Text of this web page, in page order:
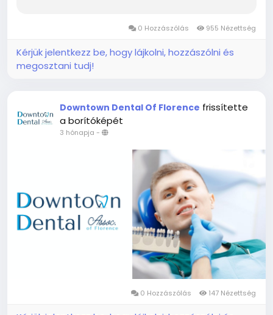
0 Hozzászólás 955 Nézettség
Kérjük jelentkezz be, hogy lájkolni, hozzászólni és
megosztani tudj!
Downtown Dental Of Florence frissítette
a borítóképét
3 hónapja -
0 Hozzászólás 147 Nézettség